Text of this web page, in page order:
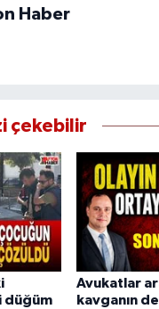
Haber
çekebilir
düğüm
Avukatlar
kavganın